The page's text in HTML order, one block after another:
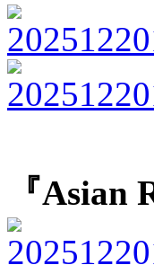
『Asian